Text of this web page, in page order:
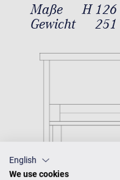
Maße
H
Gewicht
English
We use cookies